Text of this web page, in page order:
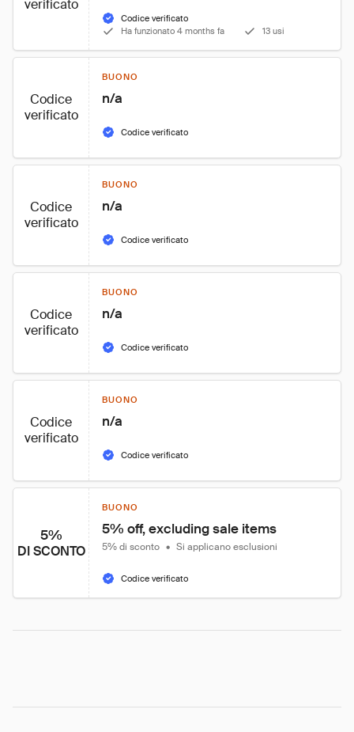
verificato
Codice verificato
Ha funzionato 4 months fa
13 usi
Codice
verificato
BUONO
n/a
Codice verificato
Codice
verificato
BUONO
n/a
Codice verificato
Codice
verificato
BUONO
n/a
Codice verificato
Codice
verificato
BUONO
n/a
Codice verificato
5%
DI SCONTO
BUONO
5% off, excluding sale items
5% di sconto • Si applicano esclusioni
Codice verificato